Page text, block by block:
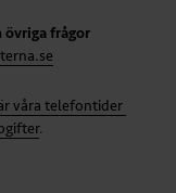
övriga frågor
våra telefontider
.